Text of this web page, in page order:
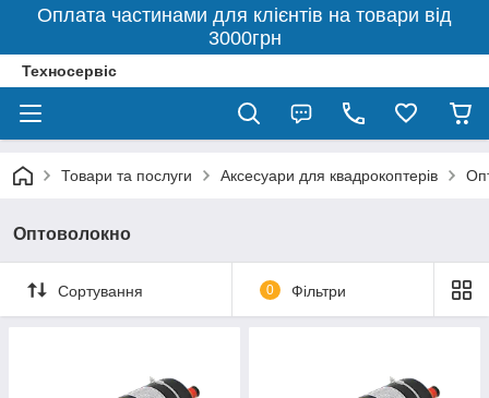
Оплата частинами для клієнтів на товари від
3000грн
Техносервіс
Товари та послуги Аксесуари для квадрокоптерів
Оптоволокно
Сортування 0 Фільтри